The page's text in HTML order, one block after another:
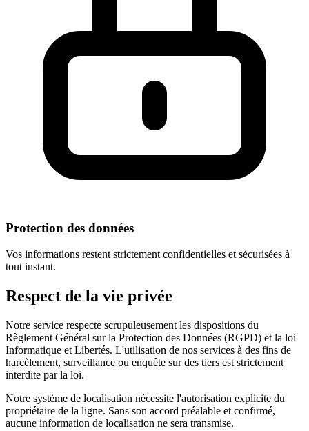
Protection des données
Vos informations restent strictement confidentielles et sécurisées à
tout instant.
Respect de la vie privée
Notre service respecte scrupuleusement les dispositions du
Règlement Général sur la Protection des Données (RGPD) et la loi
Informatique et Libertés. L'utilisation de nos services à des fins de
harcèlement, surveillance ou enquête sur des tiers est strictement
interdite par la loi.
Notre système de localisation nécessite l'autorisation explicite du
propriétaire de la ligne. Sans son accord préalable et confirmé,
aucune information de localisation ne sera transmise.